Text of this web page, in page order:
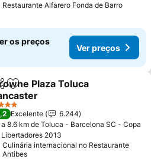
Restaurante Alfarero Fonda de BarroVer
os preços
Ver preços
Adicionar aos favoritos
Plaza Toluca
preços
Excelente
6.244
a 8.6 km de Toluca - Barcelona SC - Copa
Libertadores 2013
Culinária internacional no Restaurante
Antibes